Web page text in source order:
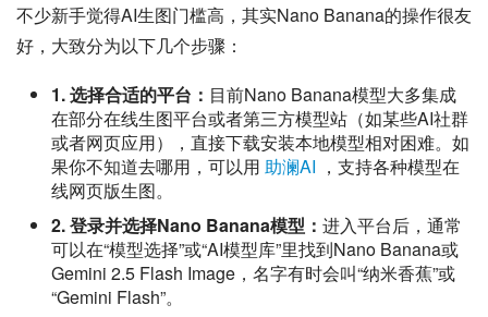
不少新手觉得AI生图门槛高，其实Nano Banana的操作很友
好，大致分为以下几个步骤：
1. 选择合适的平台： 目前Nano Banana模型大多集成
在部分在线生图平台或者第三方模型站（如某些AI社群
或者网页应用），直接下载安装本地模型相对困难。如
果你不知道去哪用，可以用 助澜AI ，支持各种模型在
线网页版生图。
2. 登录并选择Nano Banana模型： 进入平台后，通常
可以在“模型选择”或“AI模型库”里找到Nano Banana或
Gemini 2.5 Flash Image，名字有时会叫“纳米香蕉”或
“Gemini Flash”。